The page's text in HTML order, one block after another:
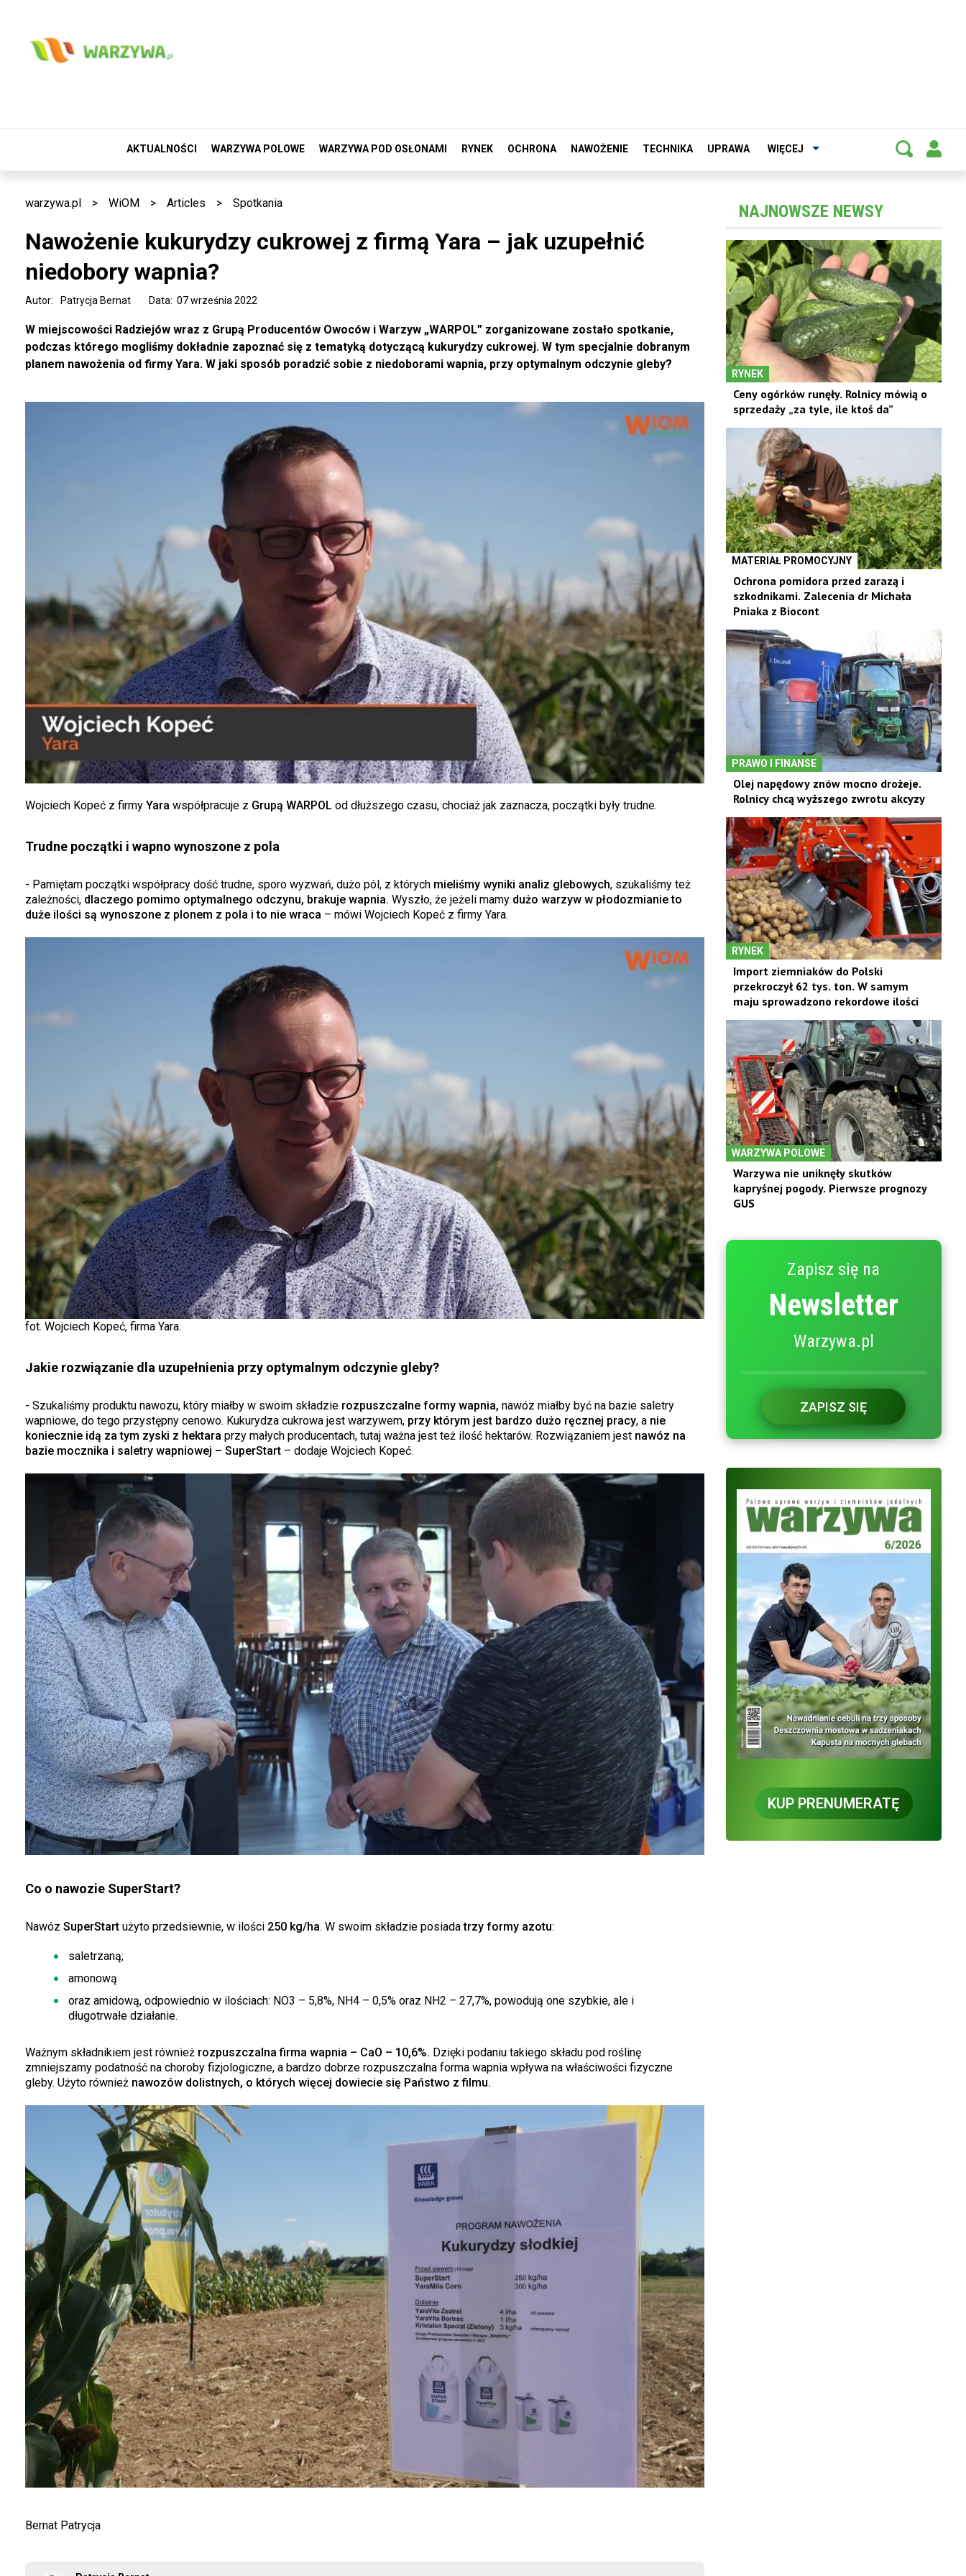
AKTUALNOŚCI WARZYWA POLOWE WARZYWA POD OSŁONAMI RYNEK OCHRONA NAWOŻENIE TECHNIKA UPRAWA WIĘCEJ
warzywa.pl > WiOM > Articles > Spotkania
Nawożenie kukurydzy cukrowej z firmą Yara – jak uzupełnić
niedobory wapnia?
Data: 07 września 2022
Autor: Patrycja Bernat
W miejscowości Radziejów wraz z Grupą Producentów Owoców i Warzyw „WARPOL” zorganizowane zostało spotkanie,
podczas którego mogliśmy dokładnie zapoznać się z tematyką dotyczącą kukurydzy cukrowej. W tym specjalnie dobranym
planem nawożenia od firmy Yara. W jaki sposób poradzić sobie z niedoborami wapnia, przy optymalnym odczynie gleby?
Wojciech Kopeć z firmy Yara współpracuje z Grupą WARPOL od dłuższego czasu, chociaż jak zaznacza, początki były trudne.
Trudne początki i wapno wynoszone z pola
- Pamiętam początki współpracy dość trudne, sporo wyzwań, dużo pól, z których mieliśmy wyniki analiz glebowych, szukaliśmy też
zależności, dlaczego pomimo optymalnego odczynu, brakuje wapnia. Wyszło, że jeżeli mamy dużo warzyw w płodozmianie to
duże ilości są wynoszone z plonem z pola i to nie wraca – mówi Wojciech Kopeć z firmy Yara.
fot. Wojciech Kopeć, firma Yara.
Jakie rozwiązanie dla uzupełnienia przy optymalnym odczynie gleby?
- Szukaliśmy produktu nawozu, który miałby w swoim składzie rozpuszczalne formy wapnia, nawóz miałby być na bazie saletry
wapniowe, do tego przystępny cenowo. Kukurydza cukrowa jest warzywem, przy którym jest bardzo dużo ręcznej pracy, a nie
koniecznie idą za tym zyski z hektara przy małych producentach, tutaj ważna jest też ilość hektarów. Rozwiązaniem jest nawóz na
bazie mocznika i saletry wapniowej – SuperStart– dodaje Wojciech Kopeć.
Co o nawozie SuperStart?
Nawóz SuperStart użyto przedsiewnie, w ilości 250 kg/ha. W swoim składzie posiadatrzy formy azotu:
saletrzaną;
amonową
oraz amidową, odpowiednio w ilościach: NO3 – 5,8%, NH4 – 0,5% oraz NH2 – 27,7%, powodują one szybkie, ale i
długotrwałe działanie.
Ważnym składnikiem jest również rozpuszczalna firma wapnia – CaO – 10,6%. Dzięki podaniu takiego składu pod roślinę
zmniejszamy podatność na choroby fizjologiczne, a bardzo dobrze rozpuszczalna forma wapnia wpływa na właściwości fizyczne
gleby. Użyto również nawozów dolistnych, o których więcej dowiecie się Państwo z filmu.
Bernat Patrycja
NAJNOWSZE NEWSY
RYNEK
Ceny ogórków runęły. Rolnicy mówią o
sprzedaży „za tyle, ile ktoś da”
MATERIAŁ PROMOCYJNY
Ochrona pomidora przed zarazą i
szkodnikami. Zalecenia dr Michała
Pniaka z Biocont
PRAWO I FINANSE
Olej napędowy znów mocno drożeje.
Rolnicy chcą wyższego zwrotu akcyzy
RYNEK
Import ziemniaków do Polski
przekroczył 62 tys. ton. W samym
maju sprowadzono rekordowe ilości
WARZYWA POLOWE
Warzywa nie uniknęły skutków
kapryśnej pogody. Pierwsze prognozy
GUS
Zapisz się na
Newsletter
Warzywa.pl
ZAPISZ SIĘ
KUP PRENUMERATĘ